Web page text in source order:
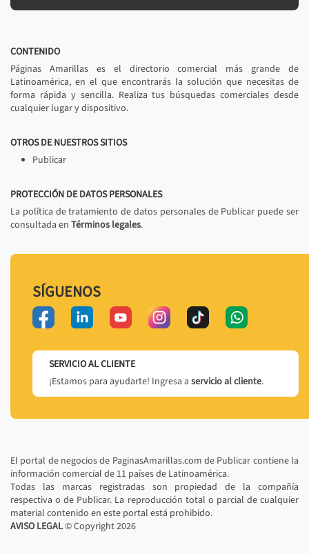
CONTENIDO
Páginas Amarillas es el directorio comercial más grande de
Latinoamérica, en el que encontrarás la solución que necesitas de
forma rápida y sencilla. Realiza tus búsquedas comerciales desde
cualquier lugar y dispositivo.
OTROS DE NUESTROS SITIOS
Publicar
PROTECCIÓN DE DATOS PERSONALES
La política de tratamiento de datos personales de Publicar puede ser
consultada en Términos legales.
SÍGUENOS
SERVICIO AL CLIENTE
¡Estamos para ayudarte! Ingresa a servicio al cliente.
El portal de negocios de PaginasAmarillas.com de Publicar contiene la
información comercial de 11 países de Latinoamérica.
Todas las marcas registradas son propiedad de la compañía
respectiva o de Publicar. La reproducción total o parcial de cualquier
material contenido en este portal está prohibido.
AVISO LEGAL© Copyright2026